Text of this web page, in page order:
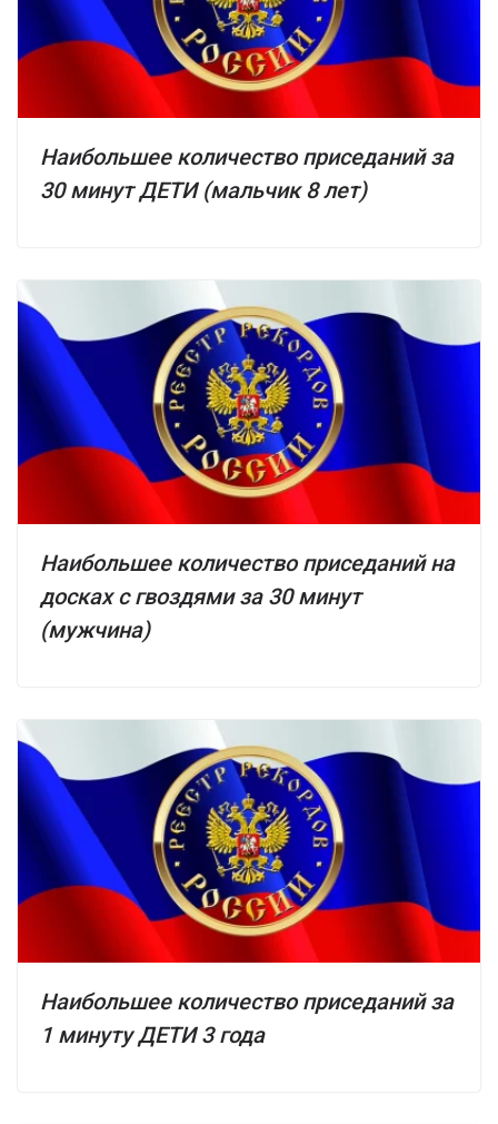
Наибольшее количество приседаний за
30 минут ДЕТИ (мальчик 8 лет)
Наибольшее количество приседаний на
досках с гвоздями за 30 минут
(мужчина)
Наибольшее количество приседаний за
1 минуту ДЕТИ 3 года